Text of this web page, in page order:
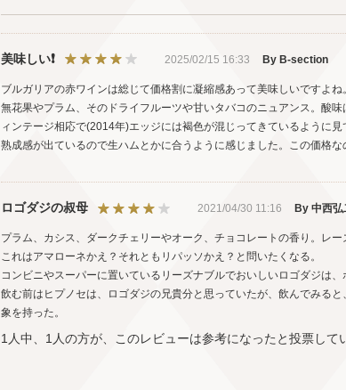
美味しい❗ 2025/02/15 16:33 By B-section
ブルガリアの赤ワインは総じて価格割に凝縮感あって美味しいですよ
無花果やプラム、そのドライフルーツや甘いタバコのニュアンス。酸
ィンテージ相応で(2014年)エッジには褐色が混じってきているように見
熟成感が出ているので生ハムとかに合うように感じました。この価格な
ロゴダジの叔母 2021/04/30 11:16 By 中西弘
プラム、カシス、ダークチェリーやオーク、チョコレートの香り。レ
これはアマローネかえ？それともリパッソかえ？と問いたくなる。
コンビニやスーパーに置いているリーズナブルでおいしいロゴダジは
飲む前はヒプノセは、ロゴダジの兄貴分と思っていたが、飲んでみる
象を持った。
1人中、1人の方が、このレビューは参考になったと投票して